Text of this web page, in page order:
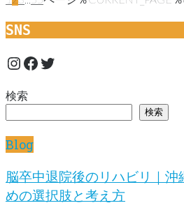
SNS
Instagram
Facebook
Twitter
検索
検索
Blog
脳卒中退院後のリハビリ｜沖
めの選択肢と考え方